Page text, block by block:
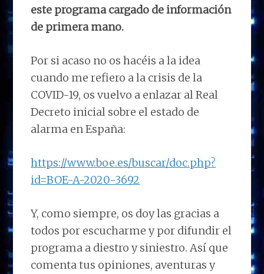
este programa cargado de información
de primera mano.
Por si acaso no os hacéis a la idea
cuando me refiero a la crisis de la
COVID-19, os vuelvo a enlazar al Real
Decreto inicial sobre el estado de
alarma en España:
https://www.boe.es/buscar/doc.php?
id=BOE-A-2020-3692
Y, como siempre, os doy las gracias a
todos por escucharme y por difundir el
programa a diestro y siniestro. Así que
comenta tus opiniones, aventuras y